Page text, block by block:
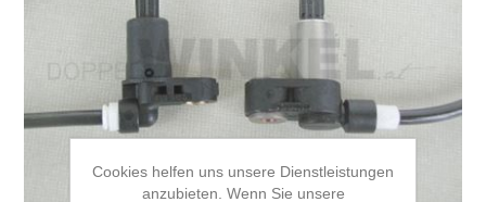
Cookies helfen uns unsere Dienstleistungen
anzubieten. Wenn Sie unsere